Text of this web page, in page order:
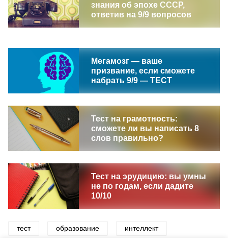
знания об эпохе СССР,
ответив на 9/9 вопросов
Мегамозг — ваше
призвание, если сможете
набрать 9/9 — ТЕСТ
Тест на грамотность:
сможете ли вы написать 8
слов правильно?
Тест на эрудицию: вы умны
не по годам, если дадите
10/10
тест образование интеллект